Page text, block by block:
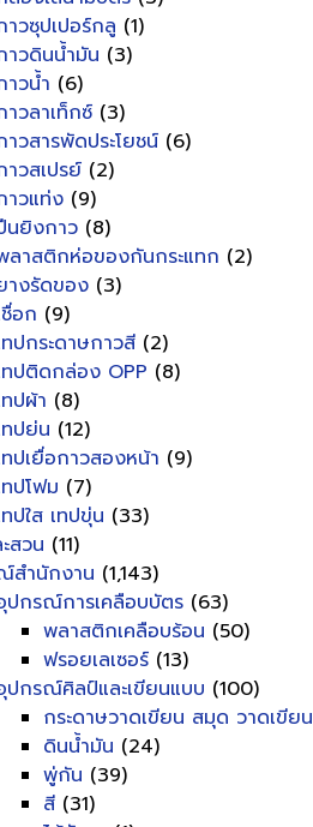
าวซุปเปอร์กลู (1)
าวดินน้ำมัน (3)
าวน้ำ (6)
าวลาเท็กซ์ (3)
าวสารพัดประโยชน์ (6)
าวสเปรย์ (2)
าวแท่ง (9)
นยิงกาว (8)
ลาสติกห่อของกันกระแทก (2)
างรัดของ (3)
ชื่อก (9)
ทปกระดาษกาวสี (2)
ทปติดกล่อง OPP (8)
ทปผ้า (8)
ทปย่น (12)
ทปเยื่อกาวสองหน้า (9)
ทปโฟม (7)
ทปใส เทปขุ่น (33)
สวน (11)
สำนักงาน (1,143)
ปกรณ์การเคลือบบัตร (63)
พลาสติกเคลือบร้อน (50)
ฟรอยเลเซอร์ (13)
ปกรณ์ศิลป์และเขียนแบบ (100)
กระดาษวาดเขียน สมุด วาดเขียน
ดินน้ำมัน (24)
พู่กัน (39)
สี (31)